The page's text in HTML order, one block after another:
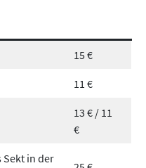
15 €
11 €
13 € / 11
€
Sekt in der